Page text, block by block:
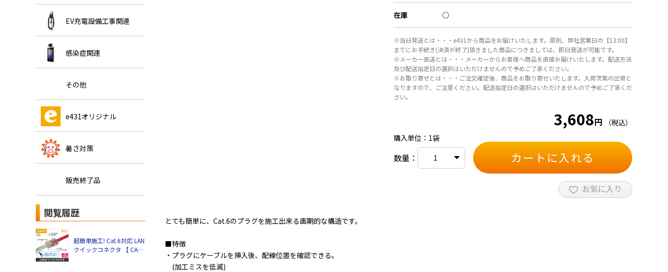
EV充電設備工事関連
感染症関連
その他
e431オリジナル
暑さ対策
販売終了品
閲覧履歴
超簡単施工! Cat.6対応 LAN
クイックコネクタ 【 CAT.6
在庫 ○
※当日発送とは・・・e431から商品をお届けいたします。原則、弊社営業日の【13:00】
までにお手続き(決済が終了)頂きました商品につきましては、即日発送が可能です。
※メーカー直送とは・・・メーカーからお客様へ商品を直接お届けいたします。配送方法
及び配送指定日の選択はいただけませんので予めご了承ください。
※お取り寄せとは・・・ご注文確定後、商品をお取り寄せいたします。入荷次第の出荷と
なりますので、ご注意ください。配送指定日の選択はいただけませんので予めご了承くだ
さい。
3,608円
（税込）
購入単位：1袋
数量： カートに入れる
お気に入り
とても簡単に、Cat.6のプラグを施工出来る画期的な構造です。
■特徴
・プラグにケーブルを挿入後、配線位置を確認できる。
(加工ミスを低減)